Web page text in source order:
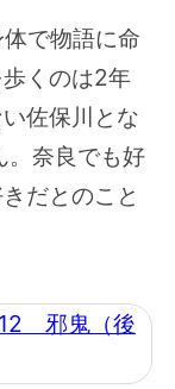
で物語に命
くのは2年
佐保川とな
。奈良でも好
だとのこと